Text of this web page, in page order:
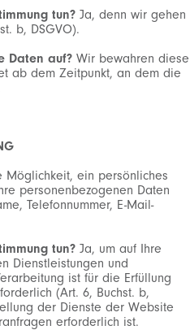
tun? Ja, denn wir gehen
b, DSGVO).
Daten auf? Wir bewahren diese
ab dem Zeitpunkt, an dem die
ein persönliches
personenbezogenen Daten
Telefonnummer, E-Mail-
tun? Ja, um auf Ihre
Dienstleistungen und
ist für die Erfüllung
(Art. 6, Buchst. b,
der Dienste der Website
erforderlich ist.